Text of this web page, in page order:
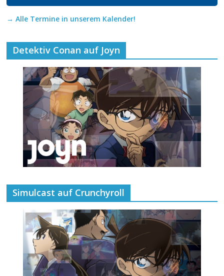
→ Alle Termine in unserem Kalender!
Detektiv Conan auf Joyn
Simulcast auf Crunchyroll